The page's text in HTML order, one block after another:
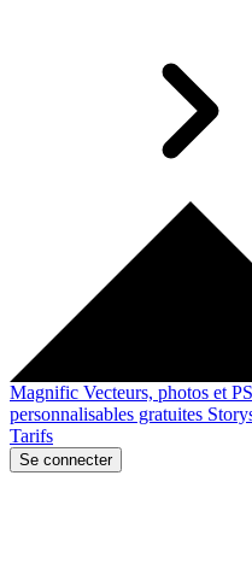
Magnific Vecteurs, photos et
personnalisables gratuites
Tarifs
Se connecter